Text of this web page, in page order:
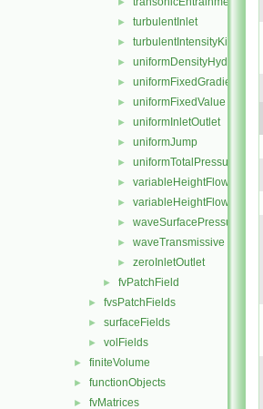
► turbulentInlet
►
►
► uniformFixedGradient
► uniformFixedValue
► uniformInletOutlet
► uniformJump
► uniformTotalPressure
► variableHeightFlowRate
►
► waveSurfacePressure
► waveTransmissive
► zeroInletOutlet
► fvPatchField
► fvsPatchFields
► surfaceFields
► volFields
► finiteVolume
► functionObjects
► fvMatrices